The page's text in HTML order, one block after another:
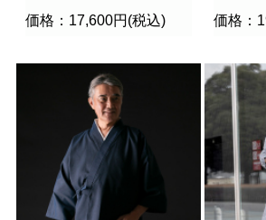
価格：17,600円(税込) 価格：